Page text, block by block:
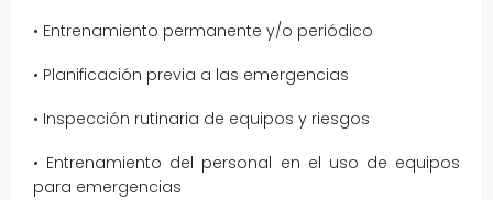
• Entrenamiento permanente y/o periódico
• Planificación previa a las emergencias
• Inspección rutinaria de equipos y riesgos
• Entrenamiento del personal en el uso de equipos
para emergencias